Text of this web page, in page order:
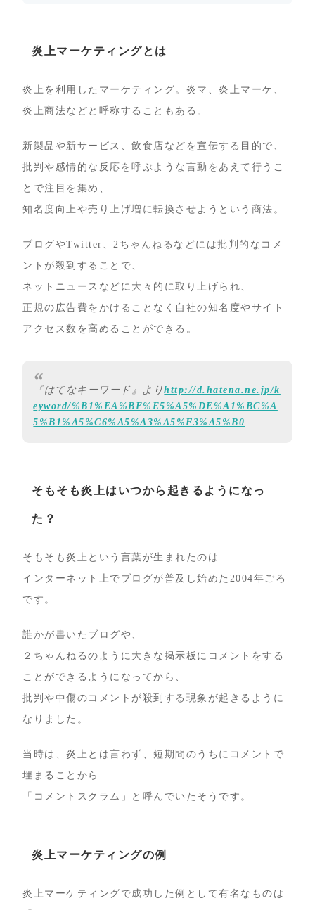
炎上マーケティングとは
炎上を利用したマーケティング。炎マ、炎上マーケ、
炎上商法などと呼称することもある。
新製品や新サービス、飲食店などを宣伝する目的で、
批判や感情的な反応を呼ぶような言動をあえて行うこ
とで注目を集め、
知名度向上や売り上げ増に転換させようという商法。
ブログやTwitter、2ちゃんねるなどには批判的なコメ
ントが殺到することで、
ネットニュースなどに大々的に取り上げられ、
正規の広告費をかけることなく自社の知名度やサイト
アクセス数を高めることができる。
『はてなキーワード』よりhttp://d.hatena.ne.jp/k
eyword/%B1%EA%BE%E5%A5%DE%A1%BC%A
5%B1%A5%C6%A5%A3%A5%F3%A5%B0
そもそも炎上はいつから起きるようになっ
た？
そもそも炎上という言葉が生まれたのは
インターネット上でブログが普及し始めた2004年ごろ
です。
誰かが書いたブログや、
２ちゃんねるのように大きな掲示板にコメントをする
ことができるようになってから、
批判や中傷のコメントが殺到する現象が起きるように
なりました。
当時は、炎上とは言わず、短期間のうちにコメントで
埋まることから
「コメントスクラム」と呼んでいたそうです。
炎上マーケティングの例
炎上マーケティングで成功した例として有名なものは